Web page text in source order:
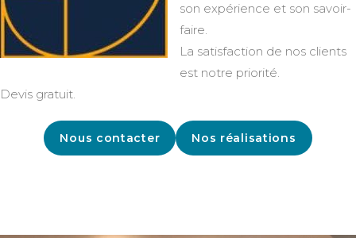
son expérience et son savoir-
faire.
La satisfaction de nos clients
est notre priorité.
Devis gratuit.
Nous contacter Nos réalisations